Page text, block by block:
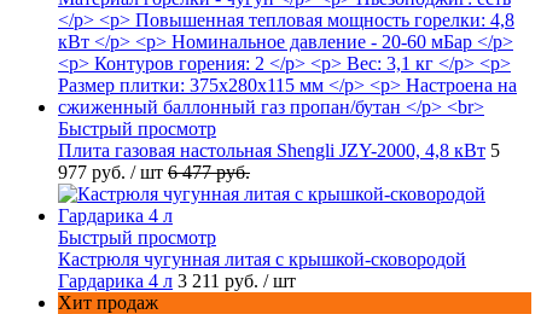
Быстрый просмотр
Плита газовая настольная Shengli JZY-2000, 4,8 кВт 5
977 руб. / шт 6 477 руб.
Быстрый просмотр
Кастрюля чугунная литая с крышкой-сковородой
Гардарика 4 л 3 211 руб. / шт
Хит продаж